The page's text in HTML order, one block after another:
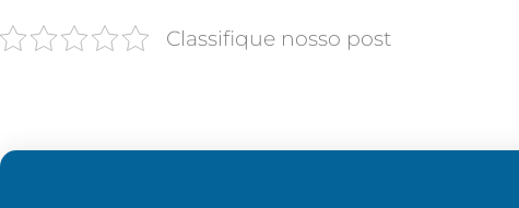
Classifique nosso post